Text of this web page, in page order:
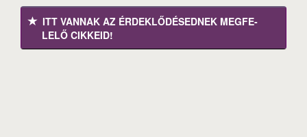
ITT VANNAK AZ ÉRDEK­LŐDÉ­SEDNEK MEGFE­
LELŐ CIKKEID!